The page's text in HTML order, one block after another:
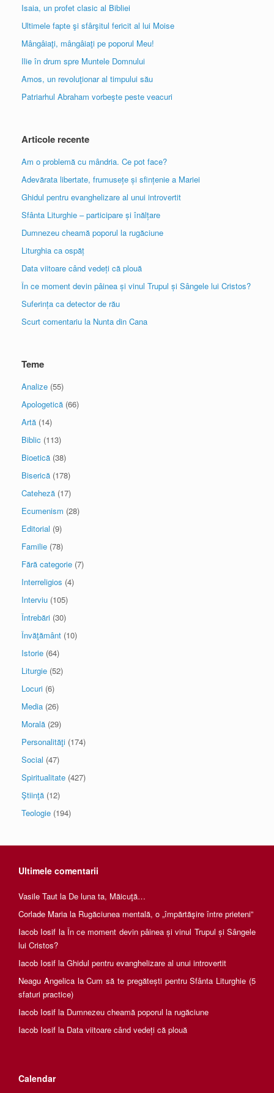
Isaia, un profet clasic al Bibliei
Ultimele fapte şi sfârşitul fericit al lui Moise
Mângâiaţi, mângâiaţi pe poporul Meu!
Ilie în drum spre Muntele Domnului
Amos, un revoluţionar al timpului său
Patriarhul Abraham vorbeşte peste veacuri
Articole recente
Am o problemă cu mândria. Ce pot face?
Adevărata libertate, frumusețe și sfințenie a Mariei
Ghidul pentru evanghelizare al unui introvertit
Sfânta Liturghie – participare și înălțare
Dumnezeu cheamă poporul la rugăciune
Liturghia ca ospăț
Data viitoare când vedeți că plouă
În ce moment devin pâinea și vinul Trupul și Sângele lui Cristos?
Suferința ca detector de rău
Scurt comentariu la Nunta din Cana
Teme
Analize (55)
Apologetică (66)
Artă (14)
Biblic (113)
Bioetică (38)
Biserică (178)
Cateheză (17)
Ecumenism (28)
Editorial (9)
Familie (78)
Fără categorie (7)
Interreligios (4)
Interviu (105)
Întrebări (30)
Învăţământ (10)
Istorie (64)
Liturgie (52)
Locuri (6)
Media (26)
Morală (29)
Personalităţi (174)
Social (47)
Spiritualitate (427)
Ştiinţă (12)
Teologie (194)
Ultimele comentarii
Vasile Taut la De luna ta, Măicuţă…
Corlade Maria la Rugăciunea mentală, o „împărtăşire între prieteni”
Iacob Iosif la În ce moment devin pâinea și vinul Trupul și Sângele
lui Cristos?
Iacob Iosif la Ghidul pentru evanghelizare al unui introvertit
Neagu AngelicalaCum să te pregătești pentru Sfânta Liturghie (5
sfaturi practice)
Iacob Iosif la Dumnezeu cheamă poporul la rugăciune
Iacob Iosif la Data viitoare când vedeți că plouă
Calendar